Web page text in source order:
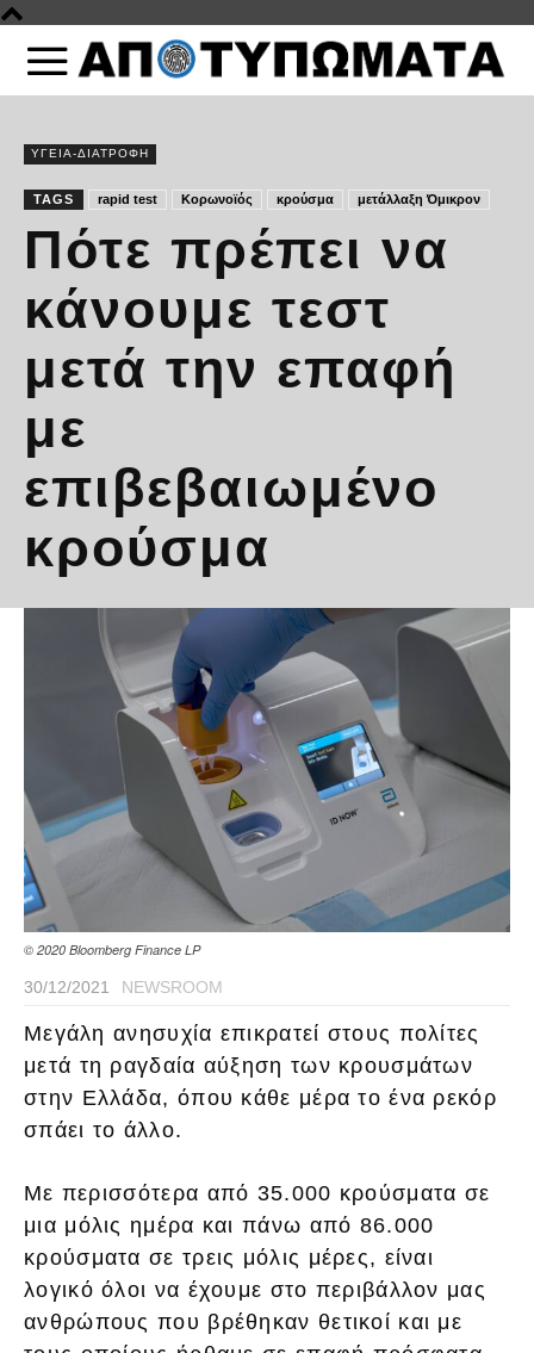
ΥΓΕΙΑ-ΔΙΑΤΡΟΦΗ
TAGS rapid test Κορωνοϊός κρούσμα μετάλλαξη Όμικρον
Πότε πρέπει να
κάνουμε τεστ
μετά την επαφή
με
επιβεβαιωμένο
κρούσμα
© 2020 Bloomberg Finance LP
30/12/2021 NEWSROOM
Μεγάλη ανησυχία επικρατεί στους πολίτες
μετά τη ραγδαία αύξηση των κρουσμάτων
στην Ελλάδα, όπου κάθε μέρα το ένα ρεκόρ
σπάει το άλλο.
Με περισσότερα από 35.000 κρούσματα σε
μια μόλις ημέρα και πάνω από 86.000
κρούσματα σε τρεις μόλις μέρες, είναι
λογικό όλοι να έχουμε στο περιβάλλον μας
ανθρώπους που βρέθηκαν θετικοί και με